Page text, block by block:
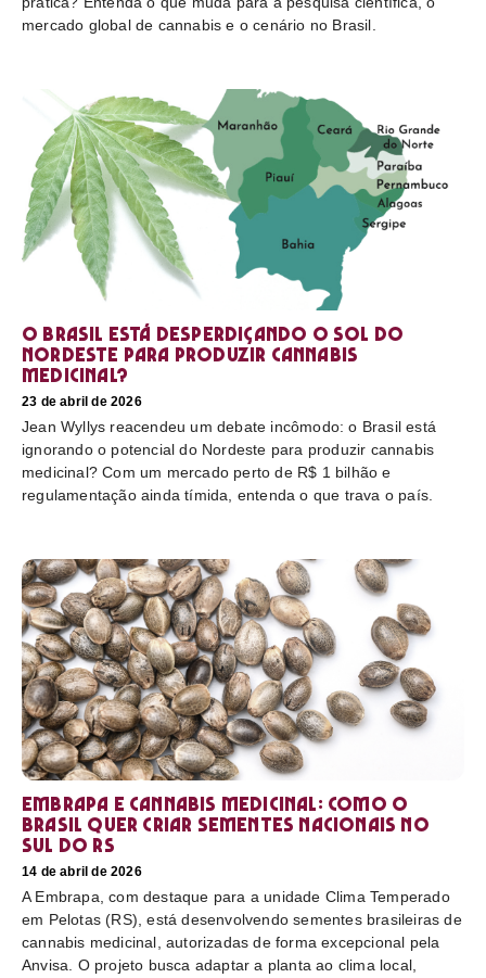
mercado global de cannabis e o cenário no Brasil.
O Brasil está desperdiçando o sol do
nordeste para produzir cannabis
medicinal?
23 de abril de 2026
Jean Wyllys reacendeu um debate incômodo: o Brasil está
ignorando o potencial do Nordeste para produzir cannabis
medicinal? Com um mercado perto de R$ 1 bilhão e
regulamentação ainda tímida, entenda o que trava o país.
Embrapa e cannabis medicinal: como o
Brasil quer criar sementes nacionais no
sul do RS
14 de abril de 2026
A Embrapa, com destaque para a unidade Clima Temperado
em Pelotas (RS), está desenvolvendo sementes brasileiras de
cannabis medicinal, autorizadas de forma excepcional pela
Anvisa. O projeto busca adaptar a planta ao clima local,